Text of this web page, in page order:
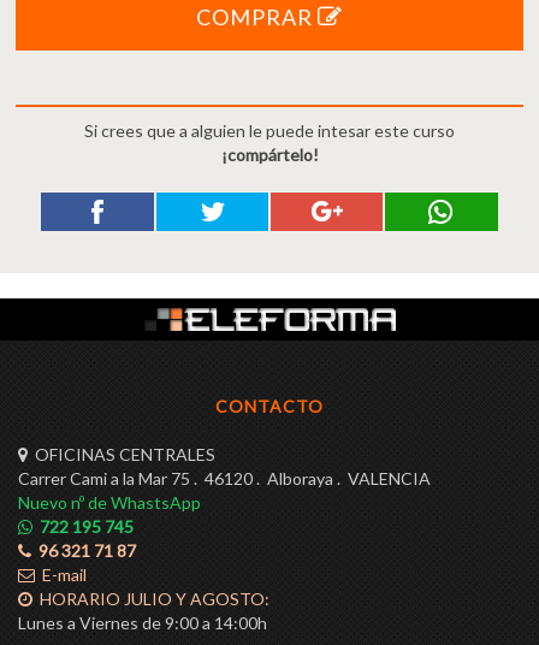
COMPRAR
Si crees que a alguien le puede intesar este curso
¡compártelo!
CONTACTO
OFICINAS CENTRALES
Carrer Cami a la Mar 75 . 46120 . Alboraya . VALENCIA
Nuevo nº de WhastsApp
722 195 745
96 321 71 87
E-mail
HORARIO JULIO Y AGOSTO:
Lunes a Viernes de 9:00 a 14:00h